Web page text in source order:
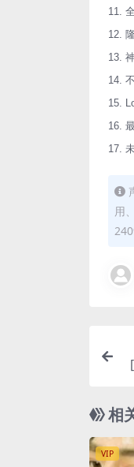
11.
12.
13.
14.
15.
16.
17.
用
相
VIP